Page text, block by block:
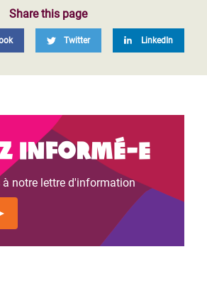
Share this page
Twitter LinkedIn
informé-e
à notre lettre d'information